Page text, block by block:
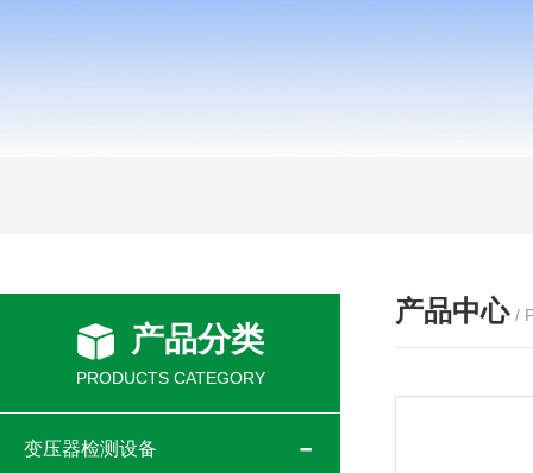
产品分类
PRODUCTS CATEGORY
变压器检测设备
产品中心 /